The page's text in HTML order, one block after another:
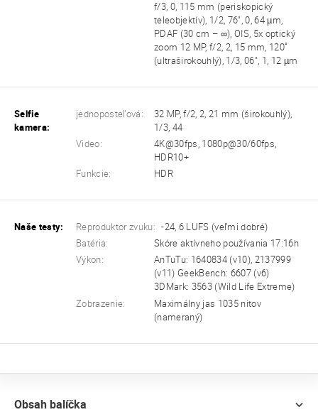
f/3, 0, 115 mm (periskopický
teleobjektív), 1/2, 76", 0, 64 µm,
PDAF (30 cm – ∞), OIS, 5x optický
zoom 12 MP, f/2, 2, 15 mm, 120˚
(ultraširokouhlý), 1/3, 06", 1, 12 µm
Selfie
kamera:
jednoposteľová:
32 MP, f/2, 2, 21 mm (širokouhlý),
1/3, 44
Video:
4K@30fps, 1080p@30/60fps,
HDR10+
Funkcie:
HDR
Naše testy: Reproduktor zvuku:
-24, 6 LUFS (veľmi dobré)
Batéria:
Skóre aktívneho používania 17:16h
Výkon:
AnTuTu: 1640834 (v10), 2137999
(v11) GeekBench: 6607 (v6)
3DMark: 3563 (Wild Life Extreme)
Zobrazenie:
Maximálny jas 1035 nitov
(nameraný)
Obsah balíčka